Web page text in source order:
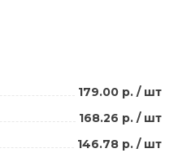
179.00 р. / шт
168.26 р. / шт
146.78 р. / шт